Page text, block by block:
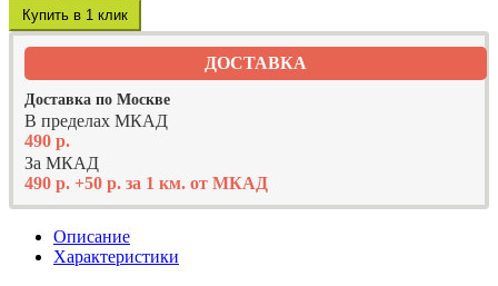
Купить в 1 клик
ДОСТАВКА
Доставка по Москве
В пределах МКАД
490 р.
За МКАД
490 р. +50 р. за 1 км. от МКАД
Описание
Характеристики